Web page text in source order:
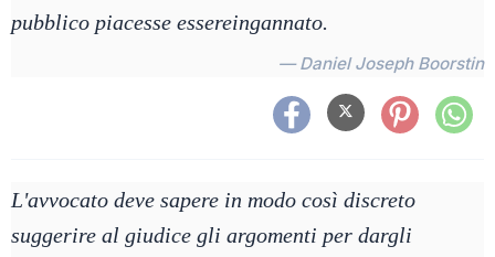
pubblico piacesse essereingannato.
— Daniel Joseph Boorstin
L'avvocato deve sapere in modo così discreto
suggerire al giudice gli argomenti per dargli